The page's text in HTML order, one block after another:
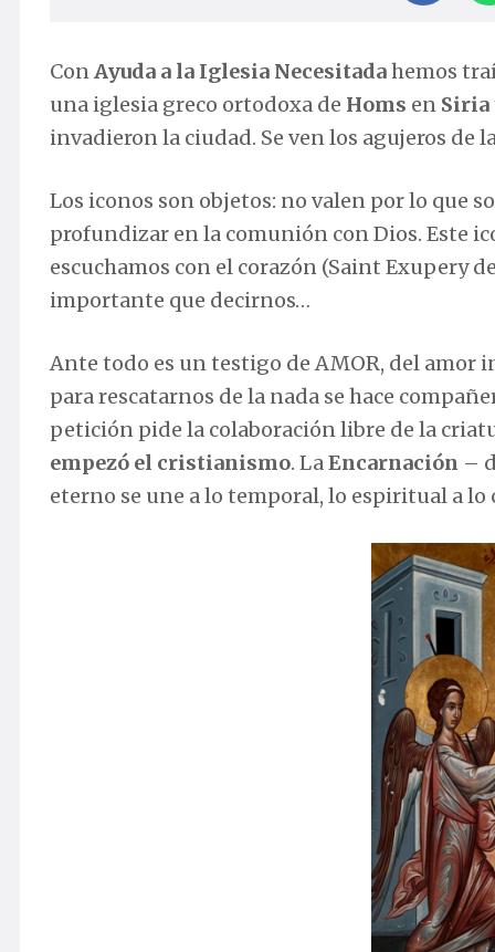
ConAyuda a la Iglesia Necesitadahemos
una iglesia greco ortodoxa de Homs en Siria
invadieron la ciudad. Se ven los agujeros de
Los iconos son objetos: no valen por lo que
profundizar en la comunión con Dios. Este
escuchamos con el corazón (Saint Exupery
importante que decirnos…
Ante todo es un testigo de AMOR, del amor
para rescatarnos de la nada se hace
petición pide la colaboración libre de la
empezó el cristianismo. LaEncarnación –
eterno se une a lo temporal, lo espiritual a